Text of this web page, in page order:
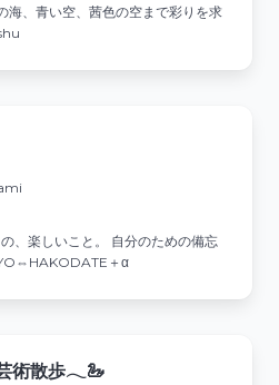
海、青い空、茜色の空まで彩りを求
、楽しいこと。 自分のための備忘
＋α
術散歩𓂃🦢